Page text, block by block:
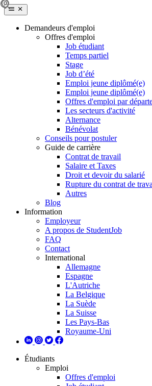
Demandeurs d'emploi
Offres d'emploi
Job étudiant
Temps partiel
Stage
Job d’été
Emploi jeune diplômé(e)
Emploi jeune diplômé(e)
Offres d'emploi par
Les secteurs d'activité
Alternance
Bénévolat
Conseils pour postuler
Guide de carrière
Contrat de travail
Salaire et Taxes
Droit et devoir du salarié
Rupture du contrat de
Autres
Blog
Information
Employeur
A propos de StudentJob
FAQ
Contact
International
Allemagne
Espagne
L'Autriche
La Belgique
La Suède
La Suisse
Les Pays-Bas
Royaume-Uni
Étudiants
Emploi
Offres d'emploi